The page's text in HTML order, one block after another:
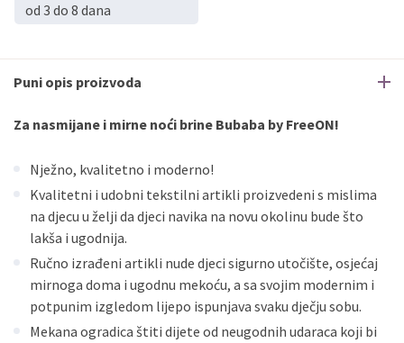
od 3 do 8 dana
Puni opis proizvoda
Za nasmijane i mirne noći brine Bubaba by FreeON!
Nježno, kvalitetno i moderno!
Kvalitetni i udobni tekstilni artikli proizvedeni s mislima
na djecu u želji da djeci navika na novu okolinu bude što
lakša i ugodnija.
Ručno izrađeni artikli nude djeci sigurno utočište, osjećaj
mirnoga doma i ugodnu mekoću, a sa svojim modernim i
potpunim izgledom lijepo ispunjava svaku dječju sobu.
Mekana ogradica štiti dijete od neugodnih udaraca koji bi